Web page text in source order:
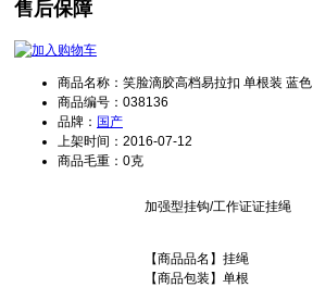
售后保障
商品名称：笑脸滴胶高档易拉扣 单根装 蓝色
商品编号：038136
品牌： 国产
上架时间：2016-07-12
商品毛重：0克
加强型挂钩/工作证证挂绳
【商品品名】挂绳
【商品包装】单根